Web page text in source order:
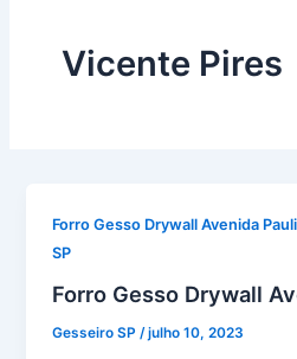
Vicente Pires
Forro Gesso Drywall Avenida
SP
Forro Gesso Drywall
Gesseiro SP /julho 10, 2023